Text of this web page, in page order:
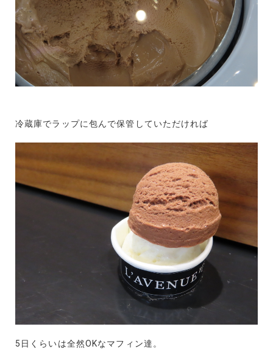
冷蔵庫でラップに包んで保管していただければ
5日くらいは全然OKなマフィン達。